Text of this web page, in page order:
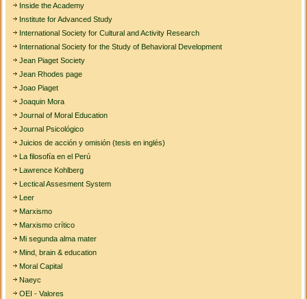
Inside the Academy
Institute for Advanced Study
International Society for Cultural and Activity Research
International Society for the Study of Behavioral Development
Jean Piaget Society
Jean Rhodes page
Joao Piaget
Joaquin Mora
Journal of Moral Education
Journal Psicológico
Juicios de acción y omisión (tesis en inglés)
La filosofía en el Perú
Lawrence Kohlberg
Lectical Assesment System
Leer
Marxismo
Marxismo crítico
Mi segunda alma mater
Mind, brain & education
Moral Capital
Naeyc
OEI - Valores